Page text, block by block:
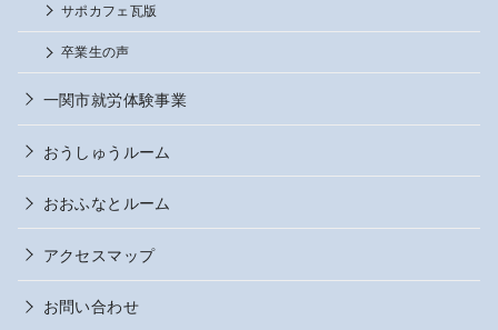
サポカフェ瓦版
卒業生の声
一関市就労体験事業
おうしゅうルーム
おおふなとルーム
アクセスマップ
お問い合わせ